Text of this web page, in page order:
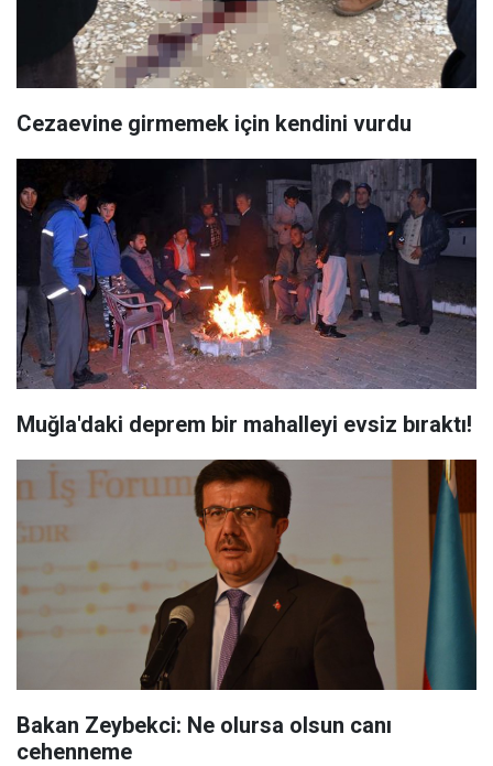
Cezaevine girmemek için kendini vurdu
Muğla'daki deprem bir mahalleyi evsiz bıraktı!
Bakan Zeybekci: Ne olursa olsun canı
cehenneme